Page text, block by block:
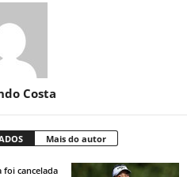
Costa
Mais do autor
foi cancelada